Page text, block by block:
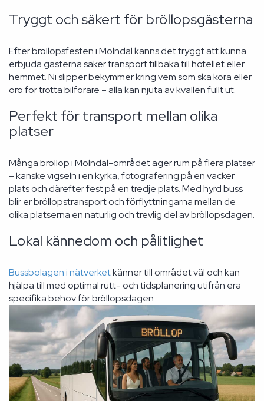
Tryggt och säkert för bröllopsgästerna
Efter bröllopsfesten i Mölndal känns det tryggt att kunna
erbjuda gästerna säker transport tillbaka till hotellet eller
hemmet. Ni slipper bekymmer kring vem som ska köra eller
oro för trötta bilförare – alla kan njuta av kvällen fullt ut.
Perfekt för transport mellan olika
platser
Många bröllop i Mölndal-området äger rum på flera platser
– kanske vigseln i en kyrka, fotografering på en vacker
plats och därefter fest på en tredje plats. Med hyrd buss
blir er bröllopstransport och förflyttningarna mellan de
olika platserna en naturlig och trevlig del av bröllopsdagen.
Lokal kännedom och pålitlighet
Bussbolagen i nätverketkänner till området väl och kan
hjälpa till med optimal rutt- och tidsplanering utifrån era
specifika behov för bröllopsdagen.